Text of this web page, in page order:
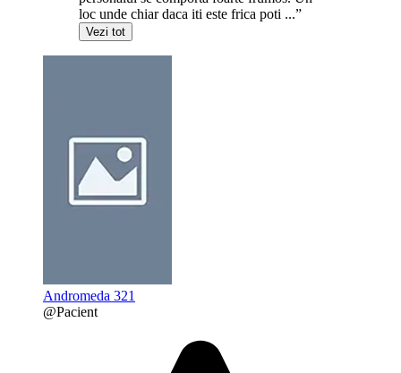
loc unde chiar daca iti este frica poti ...”
Vezi tot
Andromeda 321
@Pacient